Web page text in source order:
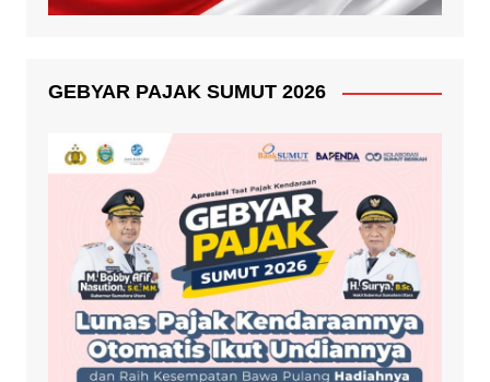
GEBYAR PAJAK SUMUT 2026